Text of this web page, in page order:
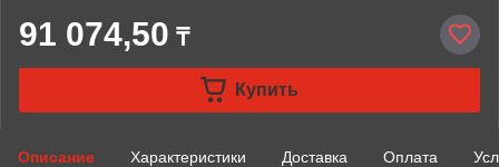
91 074,50 ₸
Купить
Описание Характеристики Доставка Оплата